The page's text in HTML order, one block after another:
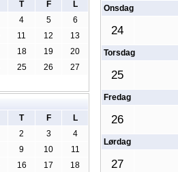
Onsdag
24
Torsdag
25
Fredag
26
Lørdag
27
T F L
4 5 6
11 12 13
18 19 20
25 26 27
T F L
2 3 4
9 10 11
16 17 18